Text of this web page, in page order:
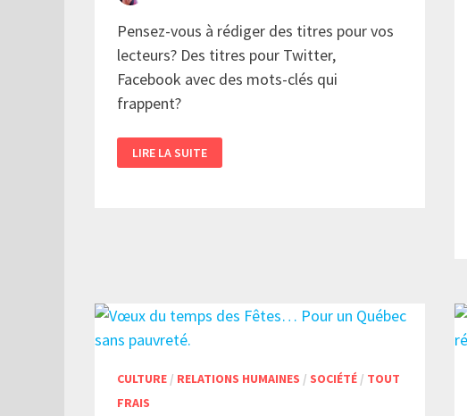
Pensez-vous à rédiger des titres pour vos
lecteurs? Des titres pour Twitter,
Facebook avec des mots-clés qui
frappent?
ÉLÉMENTS
À
LIRE LA SUITE
CULTURE / RELATIONS HUMAINES / SOCIÉTÉ / TOUT
FRAIS